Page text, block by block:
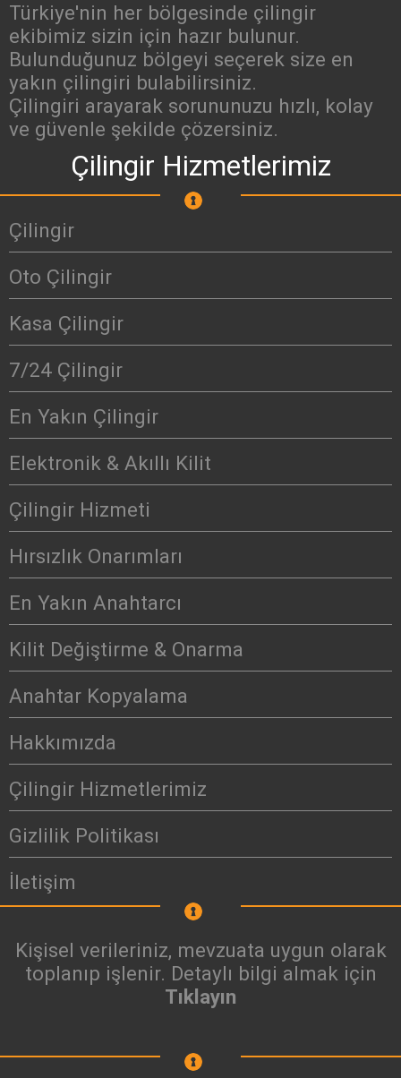
Türkiye'nin her bölgesinde çilingir
ekibimiz sizin için hazır bulunur.
Bulunduğunuz bölgeyi seçerek size en
yakın çilingiri bulabilirsiniz.
Çilingiri arayarak sorununuzu hızlı, kolay
ve güvenle şekilde çözersiniz.
Çilingir Hizmetlerimiz
Çilingir
Oto Çilingir
Kasa Çilingir
7/24 Çilingir
En Yakın Çilingir
Elektronik & Akıllı Kilit
Çilingir Hizmeti
Hırsızlık Onarımları
En Yakın Anahtarcı
Kilit Değiştirme & Onarma
Anahtar Kopyalama
Hakkımızda
Çilingir Hizmetlerimiz
Gizlilik Politikası
İletişim
Kişisel verileriniz, mevzuata uygun olarak
toplanıp işlenir. Detaylı bilgi almak için
Tıklayın